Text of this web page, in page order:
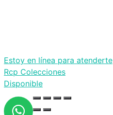
Estoy en línea para atenderte
Rcp Colecciones
Disponible